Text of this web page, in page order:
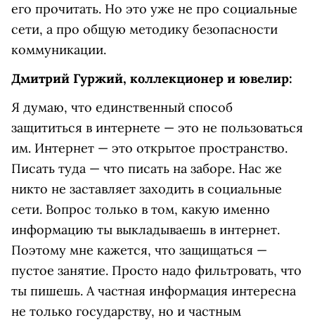
его прочитать. Но это уже не про социальные
сети, а про общую методику безопасности
коммуникации.
Дмитрий Гуржий, коллекционер и ювелир:
Я думаю, что единственный способ
защититься в интернете — это не пользоваться
им. Интернет — это открытое пространство.
Писать туда — что писать на заборе. Нас же
никто не заставляет заходить в социальные
сети. Вопрос только в том, какую именно
информацию ты выкладываешь в интернет.
Поэтому мне кажется, что защищаться —
пустое занятие. Просто надо фильтровать, что
ты пишешь. А частная информация интересна
не только государству, но и частным